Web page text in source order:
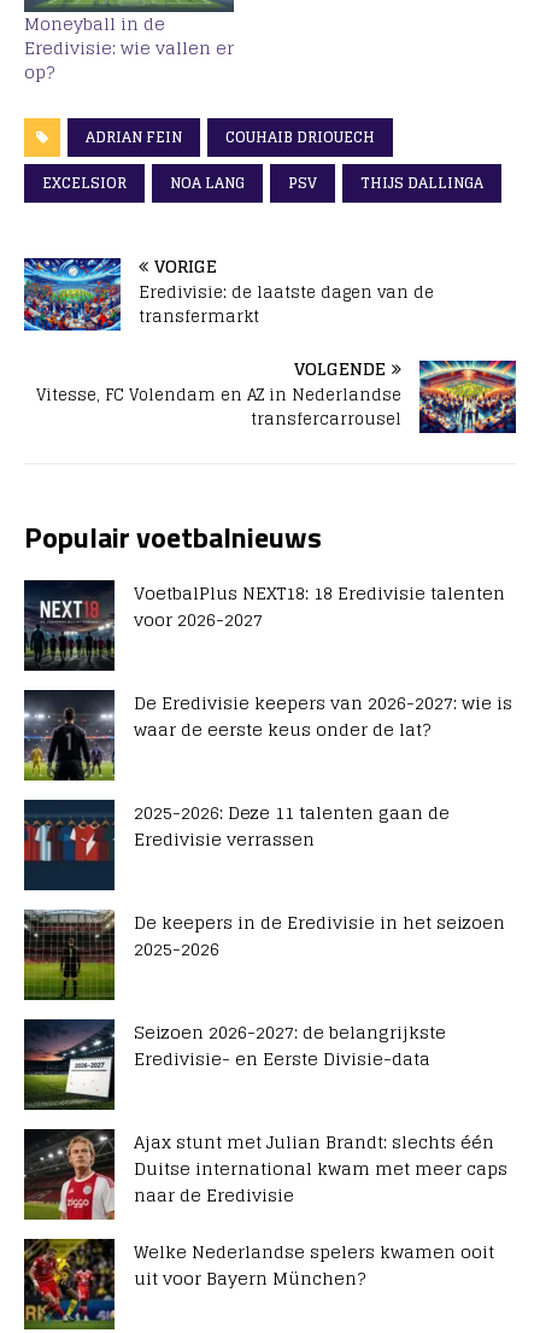
Moneyball in de
Eredivisie: wie vallen er
op?
ADRIAN FEIN
COUHAIB DRIOUECH
EXCELSIOR
NOA LANG PSV THIJS DALLINGA
VORIGE
Eredivisie: de laatste dagen van de
transfermarkt
VOLGENDE
Vitesse, FC Volendam en AZ in Nederlandse
transfercarrousel
Populair voetbalnieuws
VoetbalPlus NEXT18: 18 Eredivisie talenten
voor 2026-2027
De Eredivisie keepers van 2026-2027: wie is
waar de eerste keus onder de lat?
2025-2026: Deze 11 talenten gaan de
Eredivisie verrassen
De keepers in de Eredivisie in het seizoen
2025-2026
Seizoen 2026-2027: de belangrijkste
Eredivisie- en Eerste Divisie-data
Ajax stunt met Julian Brandt: slechts één
Duitse international kwam met meer caps
naar de Eredivisie
Welke Nederlandse spelers kwamen ooit
uit voor Bayern München?